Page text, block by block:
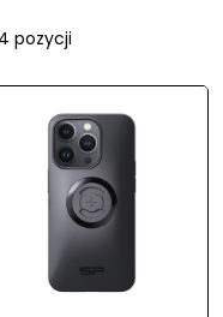
pozycji